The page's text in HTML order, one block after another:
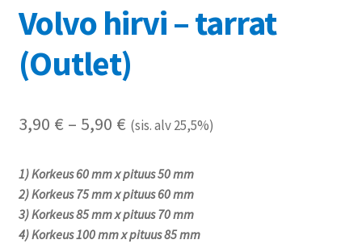
Värikartta
Volvo hirvi – tarrat
(Outlet)
3,90 € – 5,90 €Hintaluokka:
-
5,90 €
(sis. alv 25,5%)
1) Korkeus 60 mm x pituus 50 mm
2) Korkeus 75 mm x pituus 60 mm
3) Korkeus 85 mm x pituus 70 mm
4) Korkeus 100 mm x pituus 85 mm